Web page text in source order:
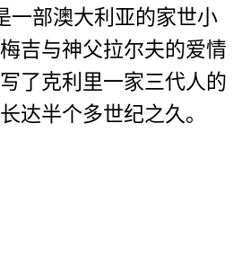
部澳大利亚的家世小
吉与神父拉尔夫的爱情
了克利里一家三代人的
达半个多世纪之久。